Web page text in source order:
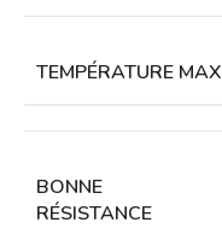
TEMPÉRATURE MAX
BONNE
RÉSISTANCE